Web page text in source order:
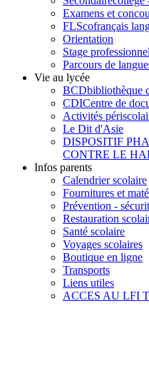
Examens et
FLScofrançais
Orientation
Stage professionnel
Parcours de
Vie au lycée
BCDbibliothèque
CDICentre de
Activités
Le Dit d'Asie
DISPOSITIF
CONTRE LE
Infos parents
Calendrier scolaire
Fournitures et
Prévention -
Restauration
Santé scolaire
Voyages scolaires
Boutique en ligne
Transports
Liens utiles
ACCES AU LFI